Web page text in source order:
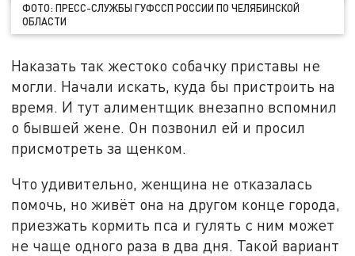
ФОТО: ПРЕСС-СЛУЖБЫ ГУФССП РОССИИ ПО ЧЕЛЯБИНСКОЙ
ОБЛАСТИ
Наказать так жестоко собачку приставы не
могли. Начали искать, куда бы пристроить на
время. И тут алиментщик внезапно вспомнил
о бывшей жене. Он позвонил ей и просил
присмотреть за щенком.
Что удивительно, женщина не отказалась
помочь, но живёт она на другом конце города,
приезжать кормить пса и гулять с ним может
не чаще одного раза в два дня. Такой вариант